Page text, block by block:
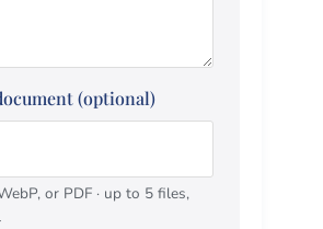
(optional)
or PDF · up to 5 files,